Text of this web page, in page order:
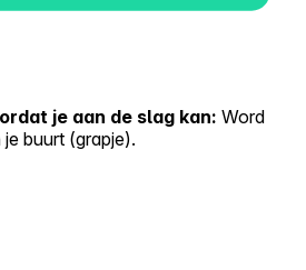
je aan de slag kan: Word
buurt (grapje).